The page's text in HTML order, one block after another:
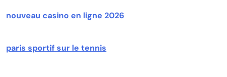
nouveau casino en ligne 2026
paris sportif sur le tennis